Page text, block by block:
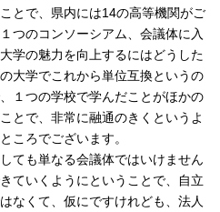
とで、県内には14の高等機関がご
つのコンソーシアム、会議体に入
学の魅力を向上するにはどうした
大学でこれから単位互換というの
１つの学校で学んだことがほかの
とで、非常に融通のきくというよ
ころでございます。
ても単なる会議体ではいけません
ていくようにということで、自立
なくて、仮にですけれども、法人